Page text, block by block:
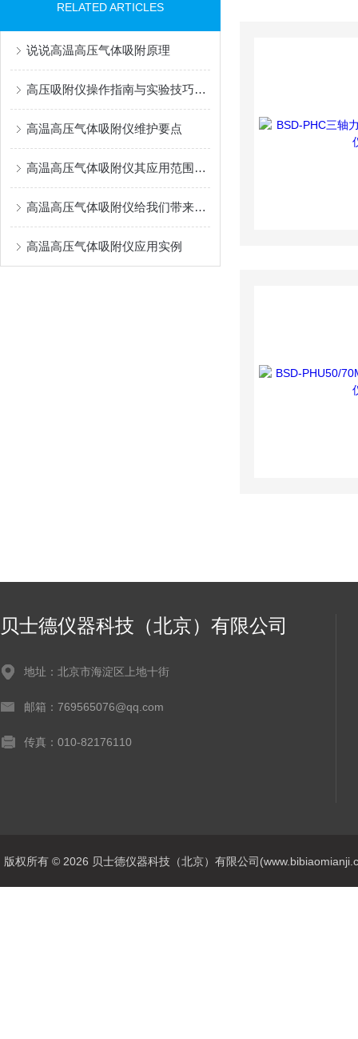
RELATED ARTICLES
说说高温高压气体吸附原理
高压吸附仪操作指南与实验技巧分享
高温高压气体吸附仪维护要点
高温高压气体吸附仪其应用范围广泛，涵盖多个领域
高温高压气体吸附仪给我们带来了怎样的特点呢？
高温高压气体吸附仪应用实例
贝士德仪器科技（北京）有限公司
地址：北京市海淀区上地十街
邮箱：769565076@qq.com
传真：010-82176110
版权所有 © 2026 贝士德仪器科技（北京）有限公司